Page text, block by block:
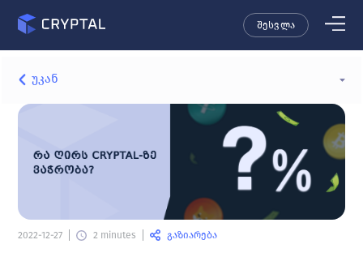
შესვლა
უკან
2022-12-27 2 minutes გაზიარება